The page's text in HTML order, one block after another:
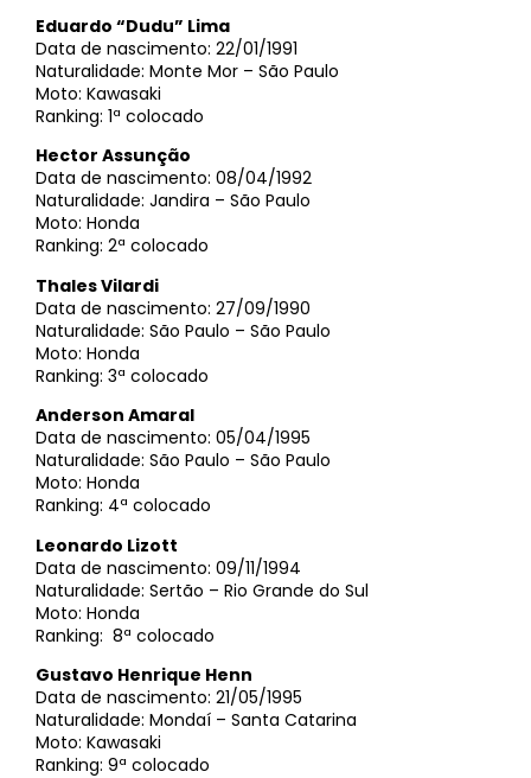
Eduardo “Dudu” Lima
Data de nascimento: 22/01/1991
Naturalidade: Monte Mor – São Paulo
Moto: Kawasaki
Ranking: 1ª colocado
Hector Assunção
Data de nascimento: 08/04/1992
Naturalidade: Jandira – São Paulo
Moto: Honda
Ranking: 2ª colocado
Thales Vilardi
Data de nascimento: 27/09/1990
Naturalidade: São Paulo – São Paulo
Moto: Honda
Ranking: 3ª colocado
Anderson Amaral
Data de nascimento: 05/04/1995
Naturalidade: São Paulo – São Paulo
Moto: Honda
Ranking: 4ª colocado
Leonardo Lizott
Data de nascimento: 09/11/1994
Naturalidade: Sertão – Rio Grande do Sul
Moto: Honda
Ranking: 8ª colocado
Gustavo Henrique Henn
Data de nascimento: 21/05/1995
Naturalidade: Mondaí – Santa Catarina
Moto: Kawasaki
Ranking: 9ª colocado